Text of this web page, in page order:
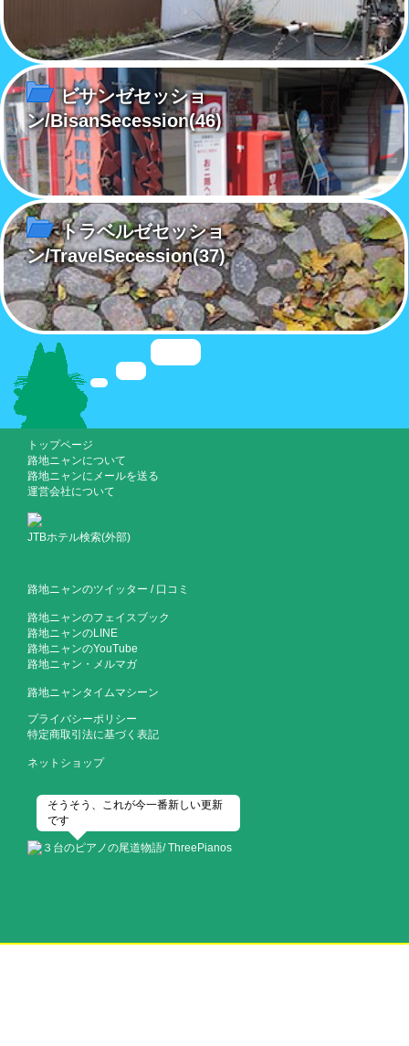
ビサンゼセッショ
ン/BisanSecession(46)
トラベルゼセッショ
ン/TravelSecession(37)
トップページ
路地ニャンについて
路地ニャンにメールを送る
運営会社について
JTBホテル検索(外部)
路地ニャンのツイッター / 口コミ
路地ニャンのフェイスブック
路地ニャンのLINE
路地ニャンのYouTube
路地ニャン・メルマガ
路地ニャンタイムマシーン
プライバシーポリシー
特定商取引法に基づく表記
ネットショップ
そうそう、これが今一番新しい更新
です